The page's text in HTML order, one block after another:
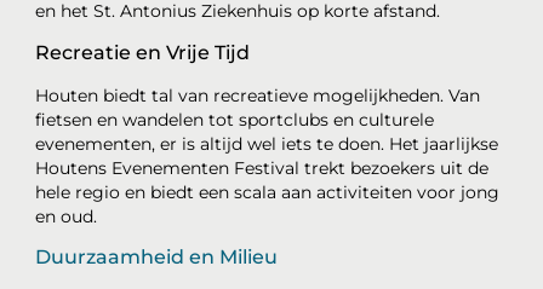
en het St. Antonius Ziekenhuis op korte afstand.
Recreatie en Vrije Tijd
Houten biedt tal van recreatieve mogelijkheden. Van
fietsen en wandelen tot sportclubs en culturele
evenementen, er is altijd wel iets te doen. Het jaarlijkse
Houtens Evenementen Festival trekt bezoekers uit de
hele regio en biedt een scala aan activiteiten voor jong
en oud.
Duurzaamheid en Milieu